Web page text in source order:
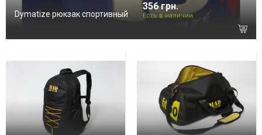
Dymatize рюкзак спортивный
356 грн.
Есть в наличии